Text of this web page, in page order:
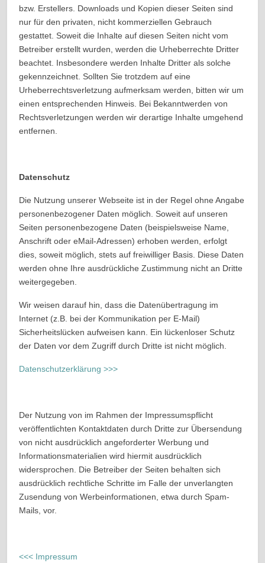
bzw. Erstellers. Downloads und Kopien dieser Seiten sind
nur für den privaten, nicht kommerziellen Gebrauch
gestattet. Soweit die Inhalte auf diesen Seiten nicht vom
Betreiber erstellt wurden, werden die Urheberrechte Dritter
beachtet. Insbesondere werden Inhalte Dritter als solche
gekennzeichnet. Sollten Sie trotzdem auf eine
Urheberrechtsverletzung aufmerksam werden, bitten wir um
einen entsprechenden Hinweis. Bei Bekanntwerden von
Rechtsverletzungen werden wir derartige Inhalte umgehend
entfernen.
Datenschutz
Die Nutzung unserer Webseite ist in der Regel ohne Angabe
personenbezogener Daten möglich. Soweit auf unseren
Seiten personenbezogene Daten (beispielsweise Name,
Anschrift oder eMail-Adressen) erhoben werden, erfolgt
dies, soweit möglich, stets auf freiwilliger Basis. Diese Daten
werden ohne Ihre ausdrückliche Zustimmung nicht an Dritte
weitergegeben.
Wir weisen darauf hin, dass die Datenübertragung im
Internet (z.B. bei der Kommunikation per E-Mail)
Sicherheitslücken aufweisen kann. Ein lückenloser Schutz
der Daten vor dem Zugriff durch Dritte ist nicht möglich.
Datenschutzerklärung >>>
Der Nutzung von im Rahmen der Impressumspflicht
veröffentlichten Kontaktdaten durch Dritte zur Übersendung
von nicht ausdrücklich angeforderter Werbung und
Informationsmaterialien wird hiermit ausdrücklich
widersprochen. Die Betreiber der Seiten behalten sich
ausdrücklich rechtliche Schritte im Falle der unverlangten
Zusendung von Werbeinformationen, etwa durch Spam-
Mails, vor.
<<< Impressum